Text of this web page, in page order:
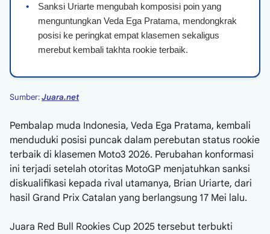
•
Sanksi Uriarte mengubah komposisi poin yang
menguntungkan Veda Ega Pratama, mendongkrak
posisi ke peringkat empat klasemen sekaligus
merebut kembali takhta rookie terbaik.
Sumber:Juara.net
Pembalap muda Indonesia, Veda Ega Pratama, kembali
menduduki posisi puncak dalam perebutan status rookie
terbaik di klasemen Moto3 2026. Perubahan konformasi
ini terjadi setelah otoritas MotoGP menjatuhkan sanksi
diskualifikasi kepada rival utamanya, Brian Uriarte, dari
hasil Grand Prix Catalan yang berlangsung 17 Mei lalu.
Juara Red Bull Rookies Cup 2025 tersebut terbukti